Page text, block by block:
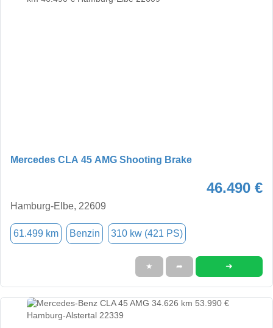
Mercedes CLA 45 AMG Shooting Brake
46.490 €
Hamburg-Elbe, 22609
61.499 km Benzin 310 kw (421 PS)
★ ➦ ➜